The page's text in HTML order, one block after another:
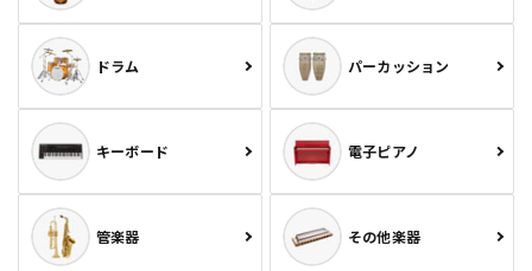
ドラム パーカッション
キーボード 電子ピアノ
管楽器 その他楽器